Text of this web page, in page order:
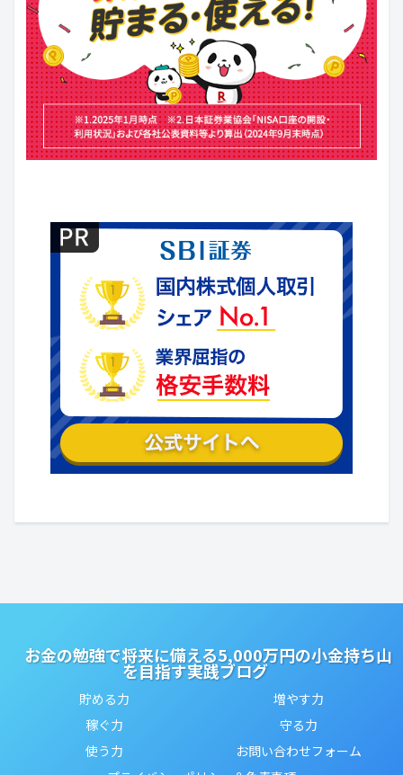
お金の勉強で将来に備える5,000万円の小金持ち山
を目指す実践ブログ
貯める力
増やす力
稼ぐ力
守る力
使う力
お問い合わせフォーム